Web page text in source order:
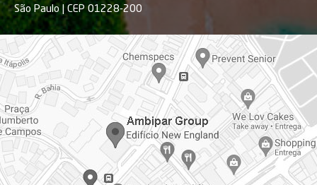
São Paulo | CEP 01228-200